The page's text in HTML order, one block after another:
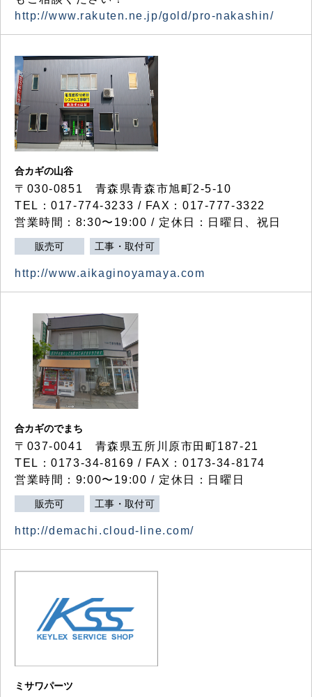
http://www.rakuten.ne.jp/gold/pro-nakashin/
合カギの山谷
〒030-0851 青森県青森市旭町2-5-10
TEL：017-774-3233 / FAX：017-777-3322
営業時間：8:30〜19:00 / 定休日：日曜日、祝日
販売可 工事・取付可
http://www.aikaginoyamaya.com
合カギのでまち
〒037-0041 青森県五所川原市田町187-21
TEL：0173-34-8169 / FAX：0173-34-8174
営業時間：9:00〜19:00 / 定休日：日曜日
販売可 工事・取付可
http://demachi.cloud-line.com/
ミサワパーツ